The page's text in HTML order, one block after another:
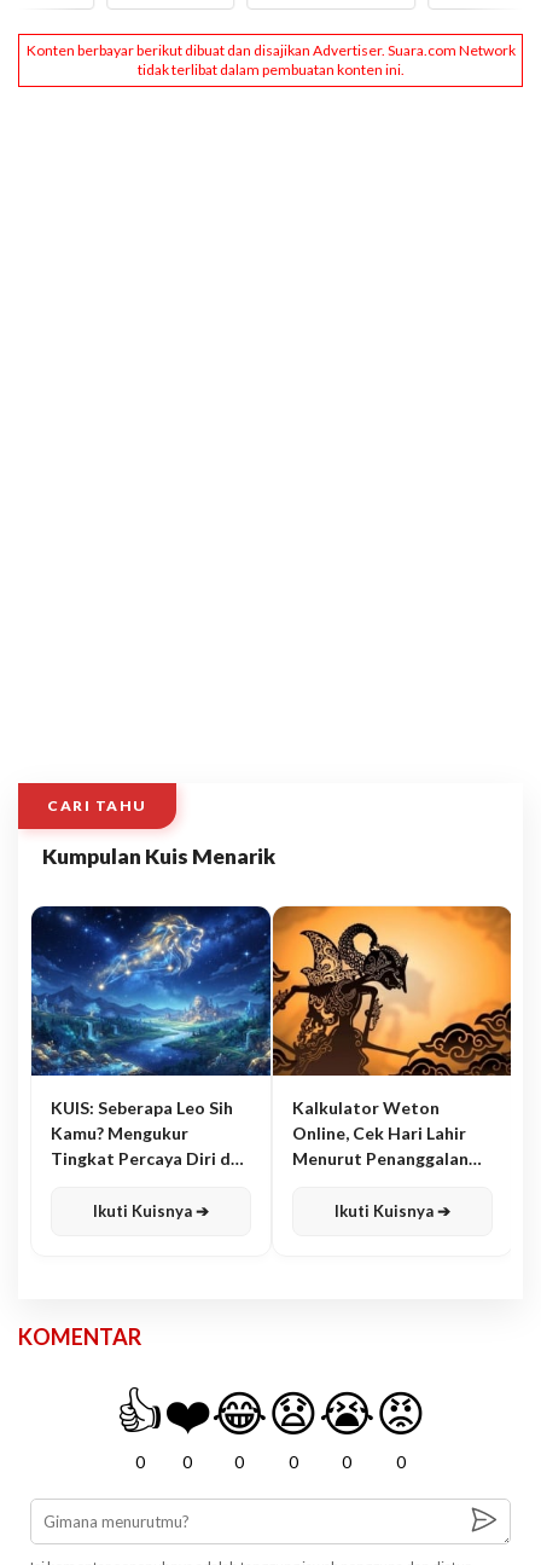
CARI TAHU
Kumpulan Kuis Menarik
KUIS: Seberapa Leo Sih
Kamu? Mengukur
Tingkat Percaya Diri dan
Ikuti Kuisnya ➔
Kalkulator Weton
Online, Cek Hari Lahir
Menurut Penanggalan
Ikuti Kuisnya ➔
KOMENTAR
👍
0
❤️
0
😂
0
😧
0
😭
0
😡
0